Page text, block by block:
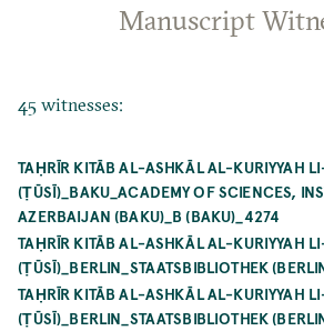
Manuscript
45 witnesses:
TAḤRĪR KITĀB AL-ASHKĀL AL-KURIYYAH
(ṬŪSĪ)_BAKU_ACADEMY OF SCIENCES,
AZERBAIJAN (BAKU)_B (BAKU)_4274
TAḤRĪR KITĀB AL-ASHKĀL AL-KURIYYAH
(ṬŪSĪ)_BERLIN_STAATSBIBLIOTHEK
TAḤRĪR KITĀB AL-ASHKĀL AL-KURIYYAH
(ṬŪSĪ)_BERLIN_STAATSBIBLIOTHEK